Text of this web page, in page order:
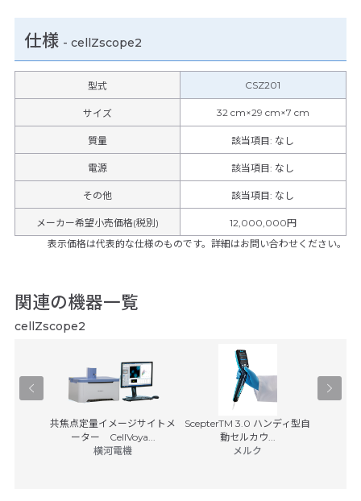
仕様 - cellZscope2
型式 CSZ201
サイズ 32 cm×29 cm×7 cm
質量 該当項目: なし
電源 該当項目: なし
その他 該当項目: なし
メーカー希望小売価格(税別)
12,000,000円
表示価格は代表的な仕様のものです。詳細はお問い合わせください。
関連の機器一覧
cellZscope2
共焦点定量イメージサイトメ
ーター CellVoya...
横河電機
ScepterTM 3.0 ハンディ型自
動セルカウ...
メルク